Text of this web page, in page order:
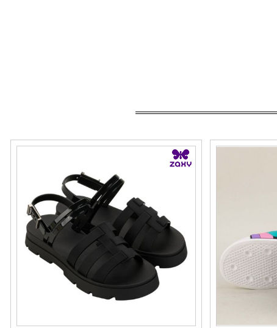
Черни дамски сандали ZAXY с модерна
39,40,41-42